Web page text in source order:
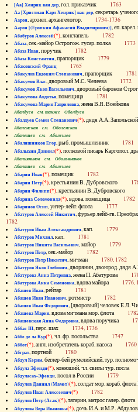
[Аа] Хенрик ван дер, гол. приказчик 1763
Аа [Христиан Карл Хенрик] ван дер, секретарь
Аарон, архиеп. архангелогор. 1734-1736
Аарон [(Еропкин Афанасий Владимирович)], еп.
Абабуров Алексей(*), констапель 1782
Абаза, сек.-майор Острогож. гусар. полка 1773
Абаза Иван, поручик 1782
Абаза Константин, прапорщик 1779
Абаковский Франц 1765
Абакулов Евдоким Степанович, прапорщик 1781
Абакумов Влас, дворовый М.С. Челеева 1772
Абакумов Яков Васильевич, дворовый баронов
Абакумова Авдотья, помещица 1781
Абакумова Мария Гавриловна, жена В.Я. Воейкова
Абалдуев см. также Оболдуев
Абалдуев Семен Степанович(*), дядя А.А.
Абаленская см. Оболенская
Абалешев см. Аболешев
Абалишников Егор, рыб. промышленник 1781
Абалыхин Даниил(*), полковой писарь Каргопол.
Абальянинов см. Обольянинов
Абаляшев см. Аболешев
Абарин Иван(*), помещик 1782
Абарин Петр(*), крестьянин В. Дубровского
Абарин Филипп(*), крестьянин В. Дубровского
Абарина Соломонида(*), вдова, помещица 1782
Абаринов Осип, унтер-лейт. флота 1777
Абатуров Алексей Никитич, фурьер лейб-гв.
1782
Абатуров Иван Александрович, кап. 1779
Абатуров Михаил, кап. 1781
Абатуров Никита Васильевич, майор 1779
Абатуров Петр, сек.-майор 1782
Абатуров Петр Никитич, мичман 1780, 1782
Абатуров Яков Глебович, дворянин, двоюрод.
Абатурова Анна Петровна, жена П. Абатурова
Абатурова Анна Семеновна, вдова майора 1776,
Абашев Иван, рейтар 1781
Абашев Иван Иванович, ротмистр 1782
Абашев Иван Федорович, [дворовый] человек
Абашева Мария, вдова мичмана мор. флота
Абашевская Анна Федоровна, вдова поручика
Аббас III, перс. шах 1734, 1736
Аббе де ла Кур(*), чл. фр. посольства 1747
Аббот(*), англ. изобретатель кораб. насоса 1760
Абграт, портной 1780
Абдул Керим, беглер-бей румелийский, тур.
Абдула Эфенди(*), конюший, чл. свиты тур.
Абдуласах-Эфенди, посол в России 1779
Абдулов Даниил (Мамет)(*), солдат мор. кораб.
Абдулов Иван Алексеевич(*) 1782
Абдулов Петр (Асак)(*), татарин, матрос галер.
Абдулова Вера Ивановна(*), дочь И.А. и М.Р.